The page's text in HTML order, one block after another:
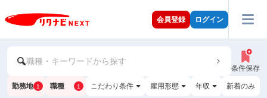
会員登録 ログイン
職種・キーワードから探す
条件保存
勤務地 1 職種 1 こだわり条件 雇用形態 年収 新着のみ